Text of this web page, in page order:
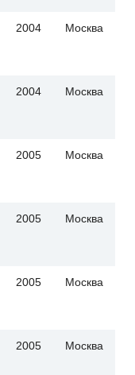
2004 Москва
2004 Москва
2005 Москва
2005 Москва
2005 Москва
2005 Москва